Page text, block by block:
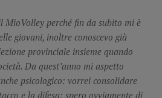
MioVolley perché fin da subito mi è
giovani, inoltre conoscevo già
provinciale insieme quando
Da quest’anno mi aspetto
psicologico: vorrei consolidare
e la difesa; spero ovviamente di